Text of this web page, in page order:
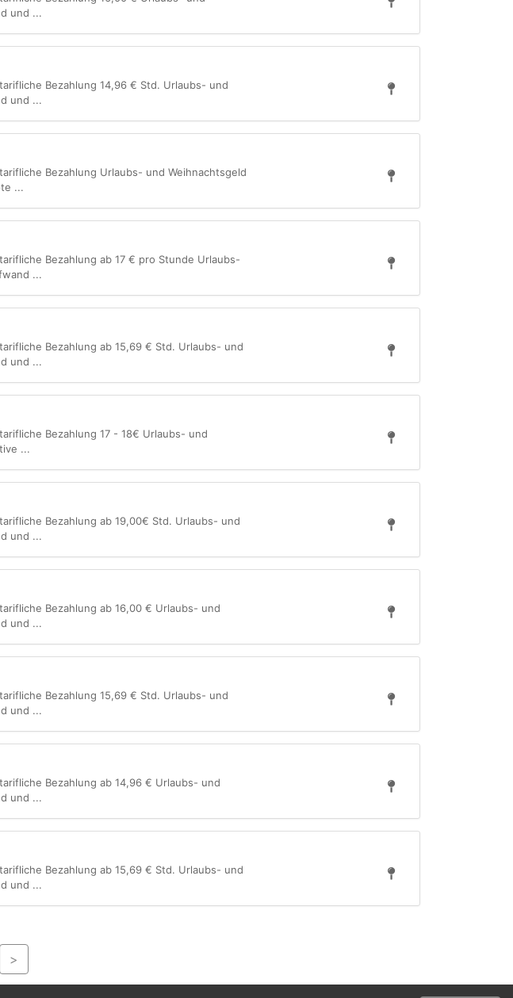
und ...
Bezahlung 14,96 € Std. Urlaubs- und
und ...
Bezahlung Urlaubs- und Weihnachtsgeld
...
Bezahlung ab 17 € pro Stunde Urlaubs-
...
Bezahlung ab 15,69 € Std. Urlaubs- und
und ...
Bezahlung 17 - 18€ Urlaubs- und
...
Bezahlung ab 19,00€ Std. Urlaubs- und
und ...
Bezahlung ab 16,00 € Urlaubs- und
und ...
Bezahlung 15,69 € Std. Urlaubs- und
und ...
Bezahlung ab 14,96 € Urlaubs- und
und ...
Bezahlung ab 15,69 € Std. Urlaubs- und
und ...
>